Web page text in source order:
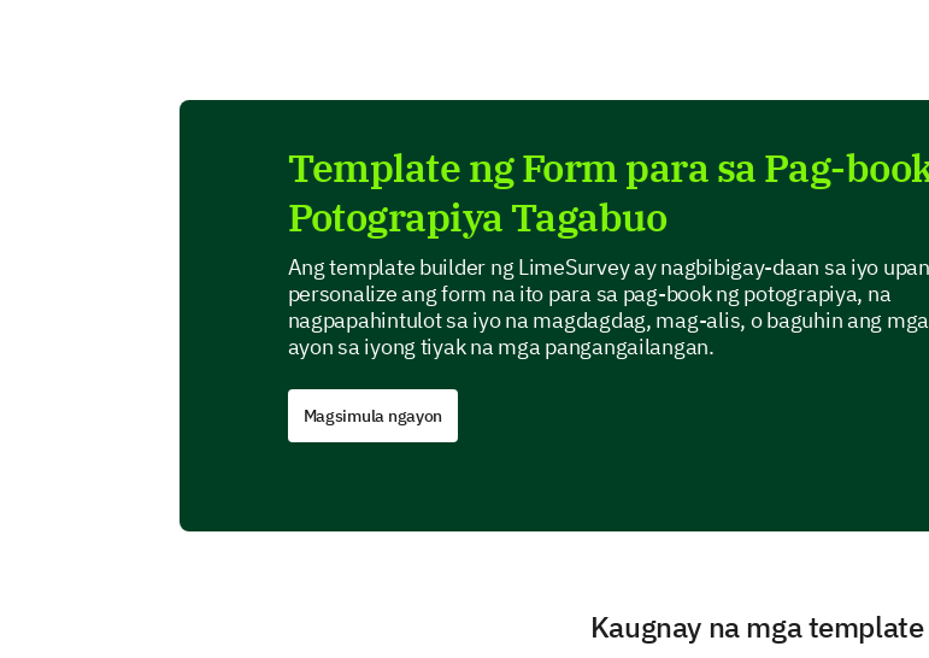
Yes
Let's focus on your
Here, we would like to
Template ng Form para sa Pag-
Potograpiya Tagabuo
Ang template builder ng LimeSurvey ay nagbibigay-daan sa iyo
personalize ang form na ito para sa pag-book ng potograpiya, na
nagpapahintulot sa iyo na magdagdag, mag-alis, o baguhin ang
ayon sa iyong tiyak na mga pangangailangan.
Magsimula ngayon
Kaugnay na mga